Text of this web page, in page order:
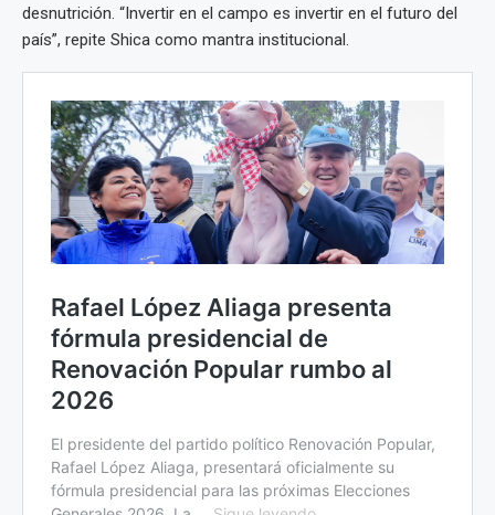
desnutrición. “Invertir en el campo es invertir en el futuro del
país”, repite Shica como mantra institucional.